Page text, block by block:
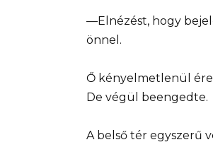
—Elnézést, hogy
önnel.
Ő kényelmetlenül
De végül beengedte.
A belső tér egyszerű